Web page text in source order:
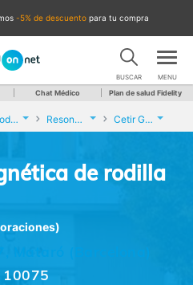
-5% de descuento para tu compra
BUSCAR MENU
Chat Médico Plan de salud Fidelity
Radiodiagnóstico Resonancia magnética de rodilla Cetir Gema
de rodilla